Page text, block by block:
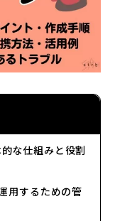
な仕組みと役割
用するための管